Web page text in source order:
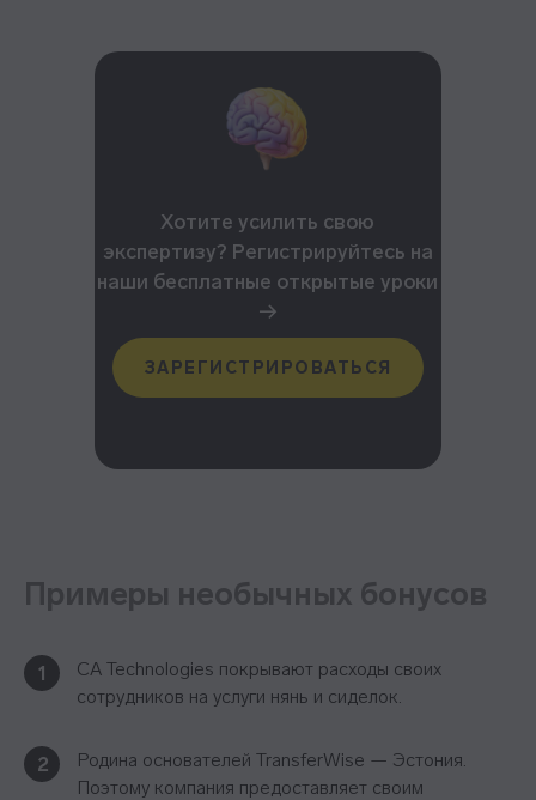
ЗАРЕГИСТРИРОВАТЬСЯ
Хотите усилить свою
экспертизу? Регистрируйтесь на
наши бесплатные открытые уроки
→
Примеры необычных бонусов
1
CA Technologies покрывают расходы своих
сотрудников на услуги нянь и сиделок.
2
Родина основателей TransferWise — Эстония.
Поэтому компания предоставляет своим